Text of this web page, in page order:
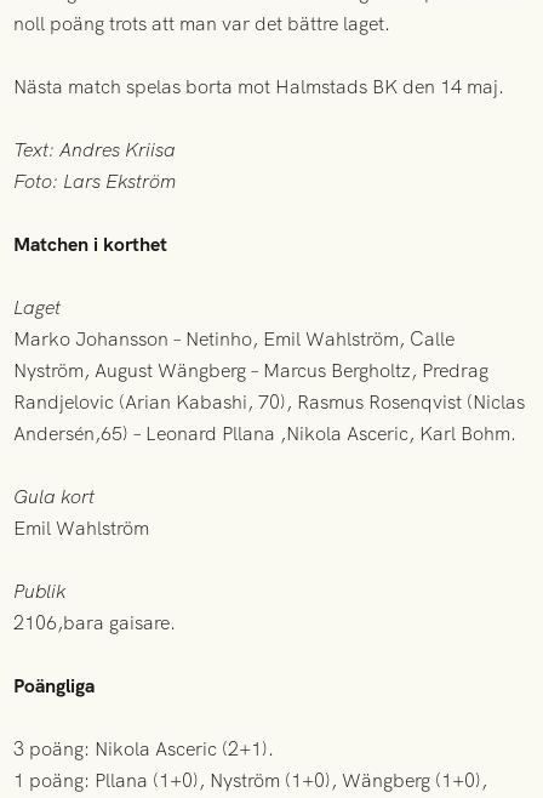
noll poäng trots att man var det bättre laget.
Nästa match spelas borta mot Halmstads BK den 14 maj.
Text: Andres Kriisa
Foto: Lars Ekström
Matchen i korthet
Laget
Marko Johansson – Netinho, Emil Wahlström, Calle
Nyström, August Wängberg – Marcus Bergholtz, Predrag
Randjelovic (Arian Kabashi, 70), Rasmus Rosenqvist (Niclas
Andersén,65) – Leonard Pllana ,Nikola Asceric, Karl Bohm.
Gula kort
Emil Wahlström
Publik
2106,bara gaisare.
Poängliga
3 poäng: Nikola Asceric (2+1).
1 poäng: Pllana (1+0), Nyström (1+0), Wängberg (1+0),